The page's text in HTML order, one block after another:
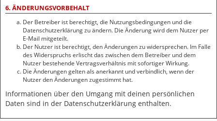
6. ÄNDERUNGSVORBEHALT
Der Betreiber ist berechtigt, die Nutzungsbedingungen und die
Datenschutzerklärung zu ändern. Die Änderung wird dem Nutzer per
E-Mail mitgeteilt.
Der Nutzer ist berechtigt, den Änderungen zu widersprechen. Im Falle
des Widerspruchs erlischt das zwischen dem Betreiber und dem
Nutzer bestehende Vertragsverhältnis mit sofortiger Wirkung.
Die Änderungen gelten als anerkannt und verbindlich, wenn der
Nutzer den Änderungen zugestimmt hat.
Informationen über den Umgang mit deinen persönlichen
Daten sind in der Datenschutzerklärung enthalten.